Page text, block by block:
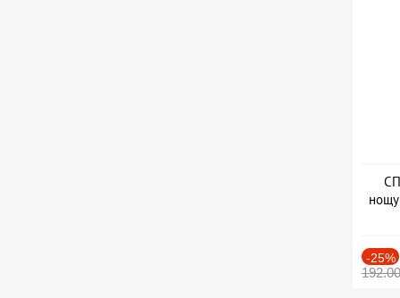
-25%